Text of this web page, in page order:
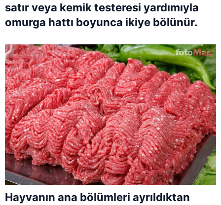
satır veya kemik testeresi yardımıyla
omurga hattı boyunca ikiye bölünür.
Hayvanın ana bölümleri ayrıldıktan